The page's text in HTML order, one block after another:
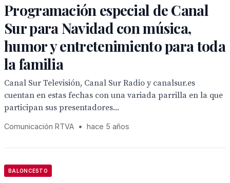
Programación especial de Canal
Sur para Navidad con música,
humor y entretenimiento para toda
la familia
Canal Sur Televisión, Canal Sur Radio y canalsur.es
cuentan en estas fechas con una variada parrilla en la que
participan sus presentadores...
Comunicación RTVA • hace 5 años
BALONCESTO